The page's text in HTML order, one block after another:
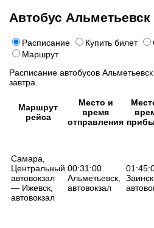
Автобус Альметьевск
Расписание Купить билет
Маршрут
Расписание автобусов
завтра.
Маршрут
рейса
Место и
время
отправления
Самара,
Центральный
автовокзал
— Ижевск,
автовокзал
00:31:00
Альметьевск,
автовокзал
Заинск,